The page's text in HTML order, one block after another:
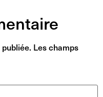
Les champs